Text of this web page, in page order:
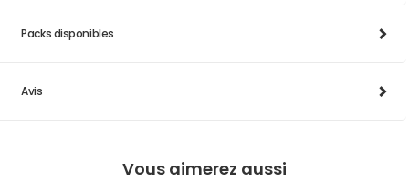
Packs disponibles
Avis
Vous aimerez aussi